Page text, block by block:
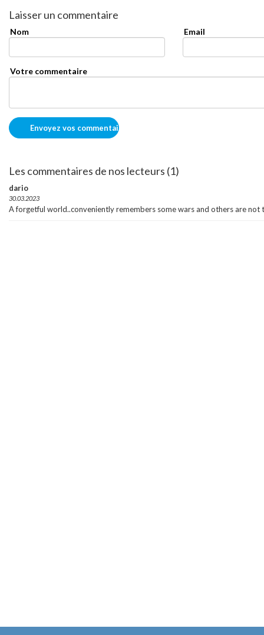
Laisser un commentaire
Nom Email
Votre commentaire
Les commentaires de nos lecteurs (1)
dario
30.03.2023
A forgetful world..conveniently remembers some wars and others are not